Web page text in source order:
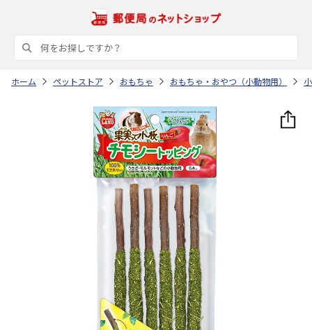
ホーム ペットストア おもちゃ おもちゃ・おやつ（小動物用）